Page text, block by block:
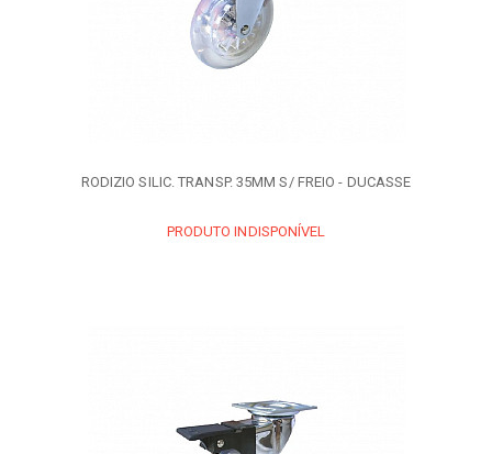
RODIZIO SILIC. TRANSP. 35MM S/ FREIO - DUCASSE
PRODUTO INDISPONÍVEL